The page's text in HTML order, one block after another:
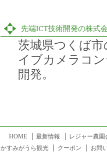
先端ICT技術開発の株式
茨城県つくば
イブカメラコ
開発。
HOME 最新情報
レジャー農園
かすみがうら観光
クーポン お問